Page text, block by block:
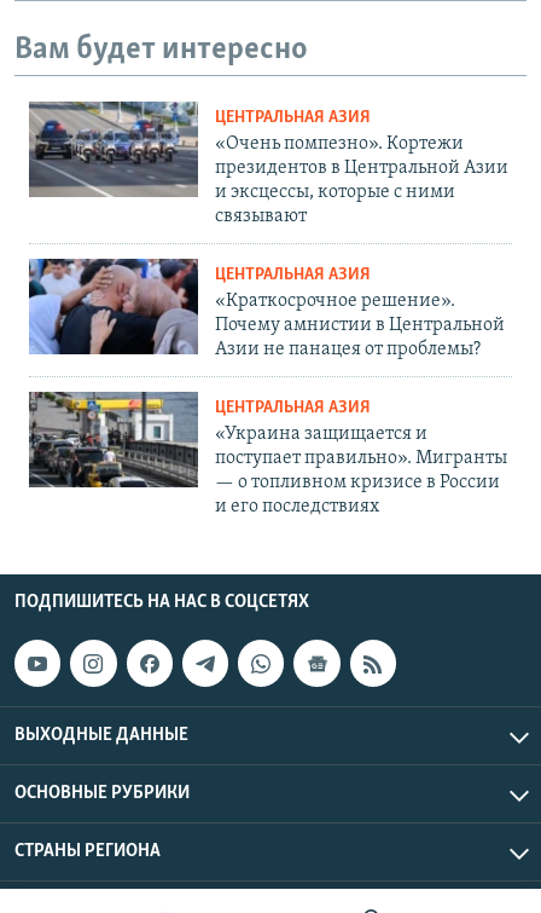
Вам будет интересно
ЦЕНТРАЛЬНАЯ АЗИЯ
«Очень помпезно». Кортежи
президентов в Центральной Азии
и эксцессы, которые с ними
связывают
ЦЕНТРАЛЬНАЯ АЗИЯ
«Краткосрочное решение».
Почему амнистии в Центральной
Азии не панацея от проблемы?
ЦЕНТРАЛЬНАЯ АЗИЯ
«Украина защищается и
поступает правильно». Мигранты
— о топливном кризисе в России
и его последствиях
ПОДПИШИТЕСЬ НА НАС В СОЦСЕТЯХ
ВЫХОДНЫЕ ДАННЫЕ
ОСНОВНЫЕ РУБРИКИ
СТРАНЫ РЕГИОНА